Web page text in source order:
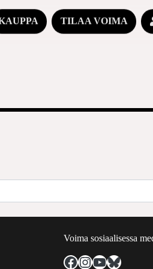
TILAA VOIMA
Voima sosiaalisessa
Facebook
Instagram
YouTube
Bluesky